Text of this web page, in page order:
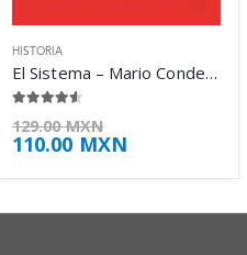
HISTORIA
El Sistema – Mario Conde Conde
129.00MXN
110.00 MXN